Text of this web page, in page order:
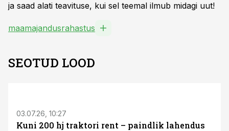
ja saad alati teavituse, kui sel teemal ilmub midagi uut!
maamajandusrahastus
SEOTUD LOOD
03.07.26, 10:27
Kuni 200 hj traktori rent – paindlik lahendus